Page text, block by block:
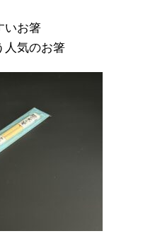
いお箸
人気のお箸